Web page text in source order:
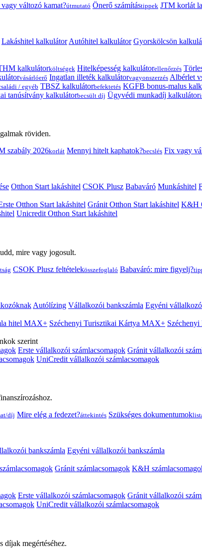
változó kamat?útmutató Önerő számítástippek JTM korlát
Lakáshitel kalkulátor Autóhitel kalkulátor Gyorskölcsön
kalkulátorköltségek Hitelképesség kalkulátorellenőrzés
vásárlóerő Ingatlan illeték kalkulátorvagyonszerzés Albérlet
/ egyéb TBSZ kalkulátorbefektetés KGFB bonus-malus
tanúsítvány kalkulátorbecsült díj Ügyvédi munkadíj kalkulátor
röviden.
szabály 2026korlát Mennyi hitelt kaphatok?becslés Fix vagy
Otthon Start lakáshitel CSOK Plusz Babaváró Munkáshitel
Otthon Start lakáshitel Gránit Otthon Start lakáshitel K&H
Unicredit Otthon Start lakáshitel
mire vagy jogosult.
CSOK Plusz feltételekösszefoglaló Babaváró: mire figyelj?
Autólízing Vállalkozói bankszámla Egyéni
hitel MAX+ Széchenyi Turisztikai Kártya MAX+
szerint
Erste vállalkozói számlacsomagok Gránit vállalkozói
UniCredit vállalkozói számlacsomagok
díj Mire elég a fedezet?áttekintés Szükséges dokumentumok
bankszámla Egyéni vállalkozói bankszámla
Gránit számlacsomagok K&H
Erste vállalkozói számlacsomagok Gránit vállalkozói
UniCredit vállalkozói számlacsomagok
díjak megértéséhez.